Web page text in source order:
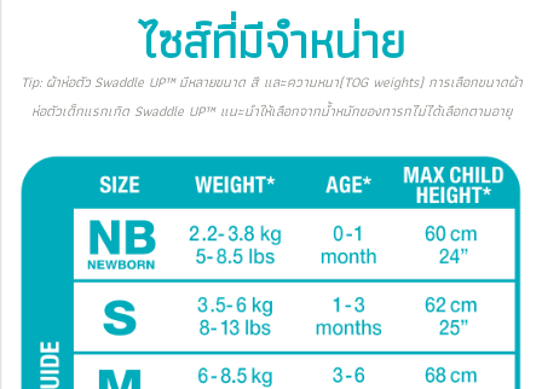
ไซส์ที่มีจำหน่าย
Tip: ผ้าห่อตัว Swaddle UP™ มีหลายขนาด สี และความหนา(TOG weights) การเลือกขนาดผ้า
ห่อตัวเด็กแรกเกิด Swaddle UP™ แนะนำให้เลือกจากน้ำหนักของทารกไม่ได้เลือกตามอายุ